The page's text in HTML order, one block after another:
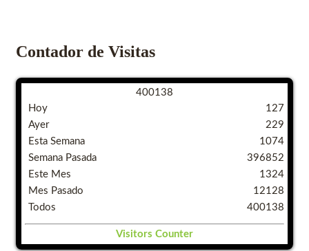
Contador de Visitas
400138
Hoy
Ayer
Esta Semana
Semana Pasada
Este Mes
Mes Pasado
Todos
127
229
1074
396852
1324
12128
400138
Visitors Counter